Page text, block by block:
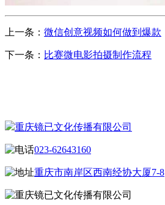
上一条： 微信创意视频如何做到爆款
下一条： 比赛微电影拍摄制作流程
重庆镜已文化传播有限公司
023-62643160
重庆市南岸区西南经协大厦7-8